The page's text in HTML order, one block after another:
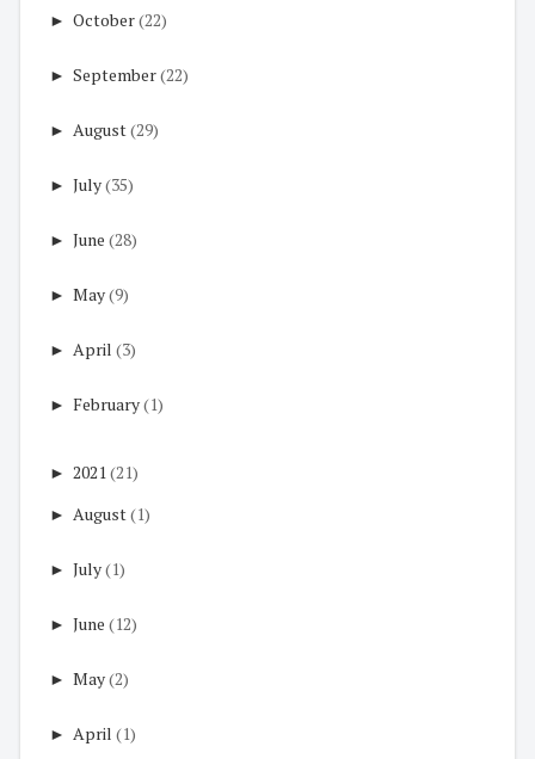
► October(22)
► September(22)
► August(29)
► July(35)
► June (28)
► May(9)
► April (3)
► February(1)
► 2021 (21)
► August(1)
► July(1)
► June (12)
► May(2)
► April (1)